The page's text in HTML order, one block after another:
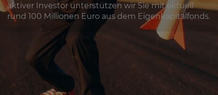
Portfolio
Über uns
Kontakt
aktiver Investor unterstützen wir Sie mit aktuell
rund 100 Millionen Euro aus dem Eigenkapitalfonds.